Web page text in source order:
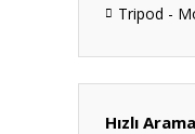
Tripod -
Hızlı Arama